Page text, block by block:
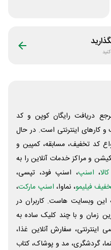
دریافت رایگان کوپن و کد
کارهای اینترنتی است. در حال
کد تخفیف، مسابقه، کمپین و
و مراکز خدمات آنلاین را به
، اسنپ، اسنپ فود، تپسی،
فیلیمو، نماوا، اسنپ مارکت،
این وبسایت ‌هاست. کاربران در
زمان و با چند کلیک ساده به
سفارش آنلاین غذا،
گردشگری، مد و پوشاک، کتاب